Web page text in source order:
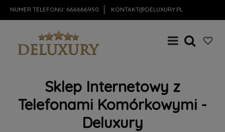
NUMER TELEFONU: 666666950 KONTAKT@DELUXURY.PL
Sklep Internetowy z
Telefonami Komórkowymi -
Deluxury